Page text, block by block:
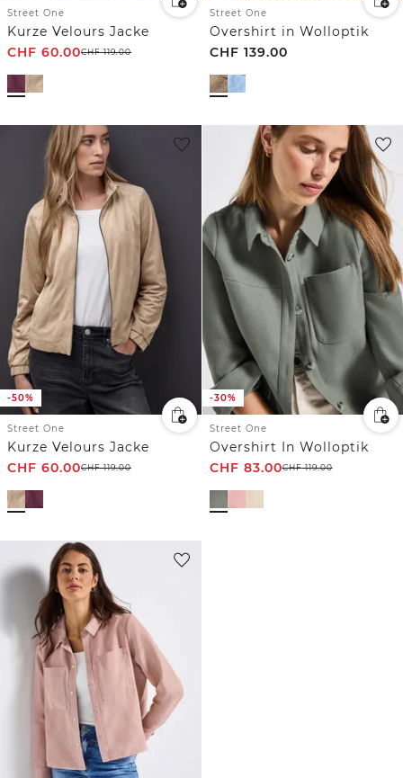
Street One
Kurze Velours Jacke
CHF 60.00CHF119.00
Street One
Overshirt in Wolloptik
CHF 139.00
-50%
Street One
Kurze Velours Jacke
CHF 60.00CHF119.00
-30%
Street One
Overshirt In Wolloptik
CHF 83.00CHF119.00